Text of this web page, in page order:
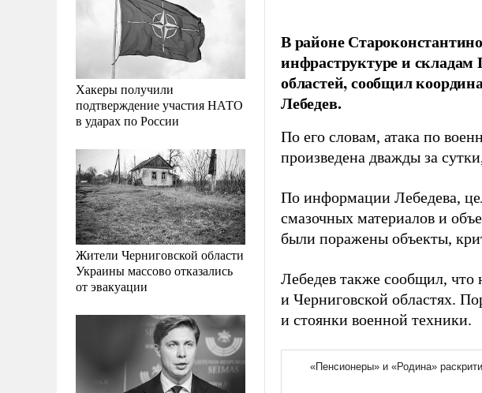
Хакеры получили
подтверждение участия НАТО
в ударах по России
Жители Черниговской области
Украины массово отказались
от эвакуации
В районе
инфраструктуре и
областей, сообщил
Лебедев.
По его словам, атака по
произведена дважды за
По информации Лебедева,
смазочных материалов и
были поражены объекты,
Лебедев также сообщил,
и Черниговской областях.
и стоянки военной техники.